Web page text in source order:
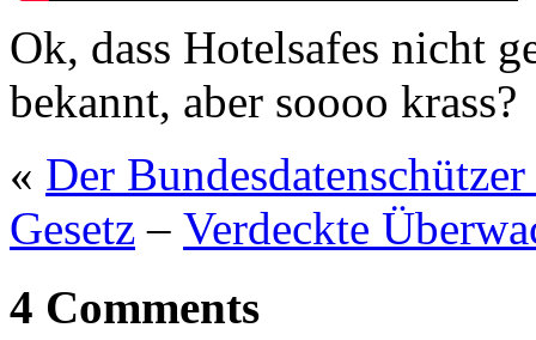
Ok, dass Hotelsafes nicht
bekannt, aber soooo krass?
« Der
Gesetz – Verdeckte
4 Comments